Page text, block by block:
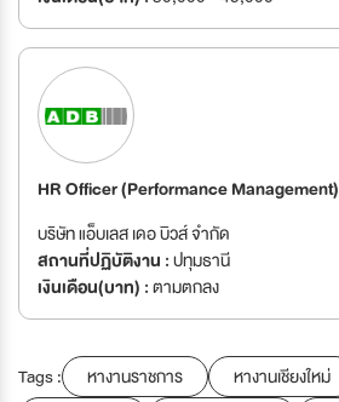
HR Officer (Performance Management)
บริษัท แอ็บเลส เดอ บิวส์ จำกัด
สถานที่ปฏิบัติงาน :ปทุมธานี
เงินเดือน(บาท) :ตามตกลง
Tags : หางานราชการ หางานเชียงใหม่